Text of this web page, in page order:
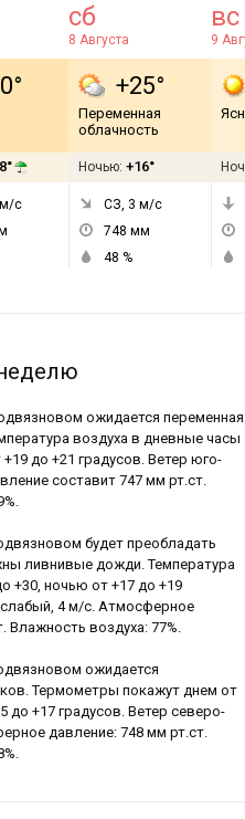
м/с
сб
8 Августа
+25°
Переменная
облачность
Ночью: +16°
СЗ, 3 м/с
748 мм
48 %
вс
9
ожидается переменная
воздуха в дневные часы
до +21 градусов. Ветер юго-
составит 747 мм рт.ст.
будет преобладать
ливнивые дожди. Температура
+30, ночью от +17 до +19
4 м/с. Атмосферное
Влажность воздуха: 77%.
ожидается
Термометры покажут днем от
до +17 градусов. Ветер северо-
давление: 748 мм рт.ст.